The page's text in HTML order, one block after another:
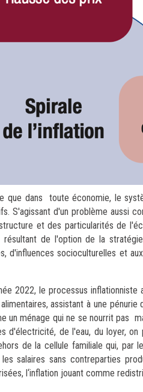
que dans toute économie, le
S'agissant d'un problème aussi
et des particularités de
de l'option de la
d'influences socioculturelles et
2022, le processus inflationniste
assistant à une
un ménage qui ne se nourrit pas
d'électricité, de l'eau, du loyer,
de la cellule familiale qui, par
salaires sans contreparties
l‘inflation jouant comme